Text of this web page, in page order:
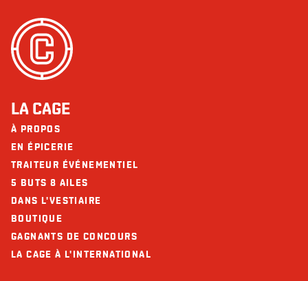
Poissons
Sésame
Soya
peuvent être tenus responsables d’une réaction allergique à la suite d'une
consommation.
Glucides (g)
Fibres (g)
Sucres (g)
Calcium (mg)
Fer (mg)
LA CAGE
À PROPOS
EN ÉPICERIE
TRAITEUR ÉVÉNEMENTIEL
5 BUTS 8 AILES
DANS L'VESTIAIRE
BOUTIQUE
GAGNANTS DE CONCOURS
LA CAGE À L'INTERNATIONAL